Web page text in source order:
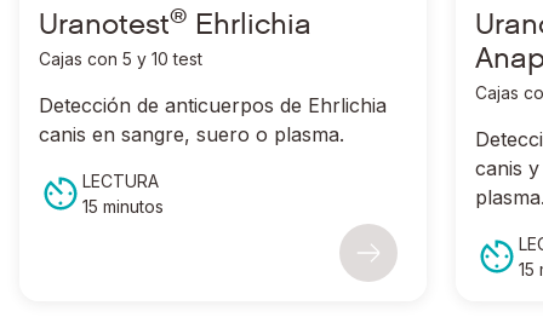
Uranotest® Ehrlichia
Cajas con 5 y 10 test
Detección de anticuerpos de Ehrlichia
canis en sangre, suero o plasma.
LECTURA
15 minutos
Cajas
canis
15